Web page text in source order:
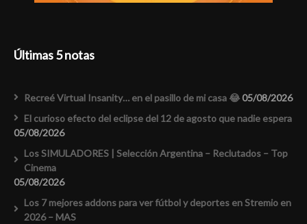
Últimas 5 notas
Recreé Virtual Insanity… en el pasillo de mi casa 😂05/08/2026
El curioso efecto del eclipse del 12 de agosto que nadie espera
05/08/2026
Los SIMULADORES | Selección Argentina – Reclutados – Top
Cinema
05/08/2026
Los 7 mejores addons para ver fútbol y deportes en Stremio en
2026 – MAS